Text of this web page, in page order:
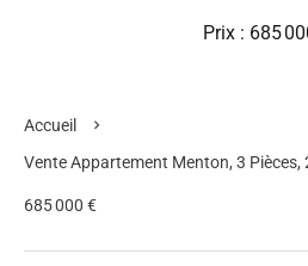
Prix : 685
Accueil
Vente Appartement Menton, 3 Pièces,
685 000 €